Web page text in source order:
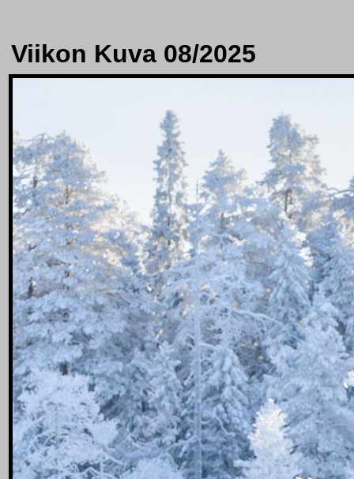
Viikon Kuva 08/2025